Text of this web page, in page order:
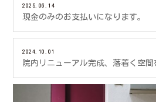
2025.06.14
現金のみのお支払いになります。
2024.10.01
院内リニューアル完成、落着く空間